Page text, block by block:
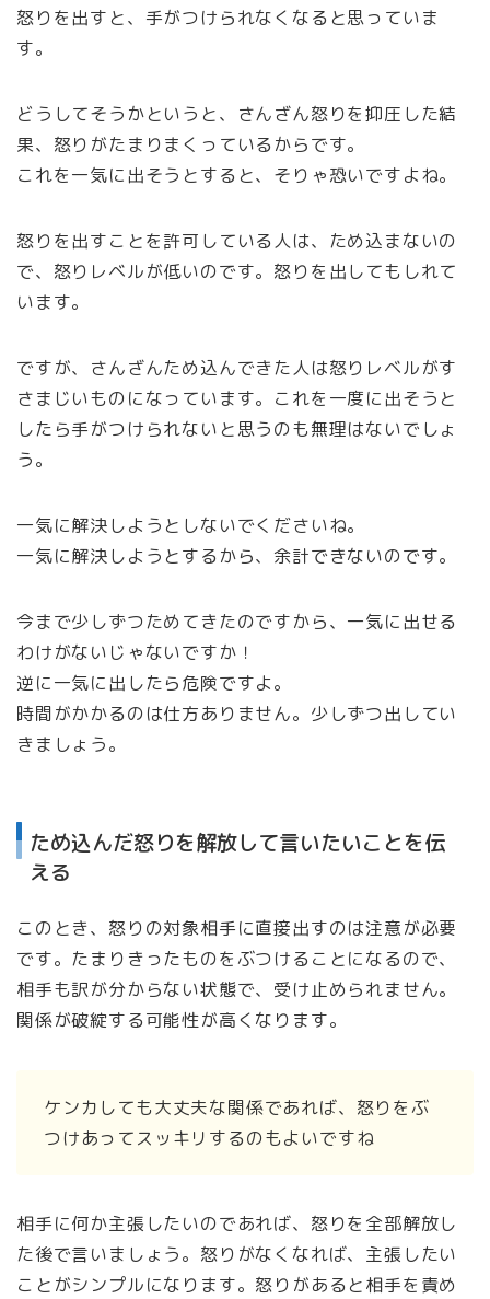
怒りを出すと、手がつけられなくなると思っていま
す。
どうしてそうかというと、さんざん怒りを抑圧した結
果、怒りがたまりまくっているからです。
これを一気に出そうとすると、そりゃ恐いですよね。
怒りを出すことを許可している人は、ため込まないの
で、怒りレベルが低いのです。怒りを出してもしれて
います。
ですが、さんざんため込んできた人は怒りレベルがす
さまじいものになっています。これを一度に出そうと
したら手がつけられないと思うのも無理はないでしょ
う。
一気に解決しようとしないでくださいね。
一気に解決しようとするから、余計できないのです。
今まで少しずつためてきたのですから、一気に出せる
わけがないじゃないですか！
逆に一気に出したら危険ですよ。
時間がかかるのは仕方ありません。少しずつ出してい
きましょう。
ため込んだ怒りを解放して言いたいことを伝
える
このとき、怒りの対象相手に直接出すのは注意が必要
です。たまりきったものをぶつけることになるので、
相手も訳が分からない状態で、受け止められません。
関係が破綻する可能性が高くなります。
ケンカしても大丈夫な関係であれば、怒りをぶ
つけあってスッキリするのもよいですね
相手に何か主張したいのであれば、怒りを全部解放し
た後で言いましょう。怒りがなくなれば、主張したい
ことがシンプルになります。怒りがあると相手を責め